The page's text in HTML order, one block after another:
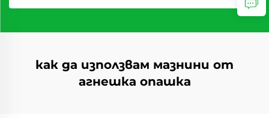
как да използвам мазнини от
агнешка опашка